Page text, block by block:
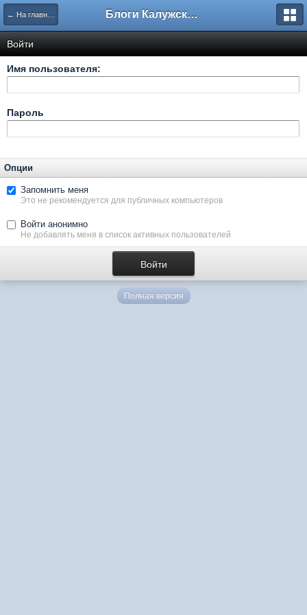
← На главную Блоги Калужского перекрестка
Войти
Имя пользователя:
Пароль
Опции
Запомнить меня
Это не рекомендуется для публичных компьютеров
Войти анонимно
Не добавлять меня в список активных пользователей
Полная версия